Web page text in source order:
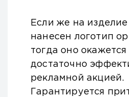
Если же на
нанесен логотип
тогда оно
достаточно
рекламной акцией.
Гарантируется